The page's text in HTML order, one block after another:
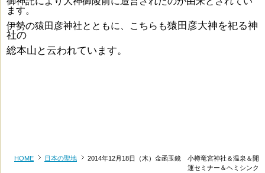
ます。
伊勢の猿田彦神社とともに、こちらも猿田彦大神を祀る神
社の
総本山と云われています。
HOME 日本の聖地
2014年12月18日（木）金函玉鏡 小樽竜宮神社＆温泉＆開
運セミナー＆ヘミシンク